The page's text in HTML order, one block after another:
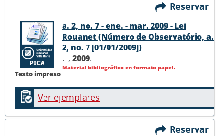
Reservar
Texto impreso
a. 2, no. 7 - ene. - mar. 2009 - Lei
Rouanet (Número de Observatório, a.
2, no. 7 [01/01/2009])
.- , 2009.
Material bibliográfico en formato papel.
Ver ejemplares
Reservar